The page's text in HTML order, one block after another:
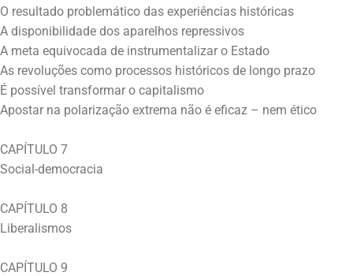
O resultado problemático das experiências históricas
A disponibilidade dos aparelhos repressivos
A meta equivocada de instrumentalizar o Estado
As revoluções como processos históricos de longo prazo
É possível transformar o capitalismo
Apostar na polarização extrema não é eficaz – nem ético
CAPÍTULO 7
Social-democracia
CAPÍTULO 8
Liberalismos
CAPÍTULO 9